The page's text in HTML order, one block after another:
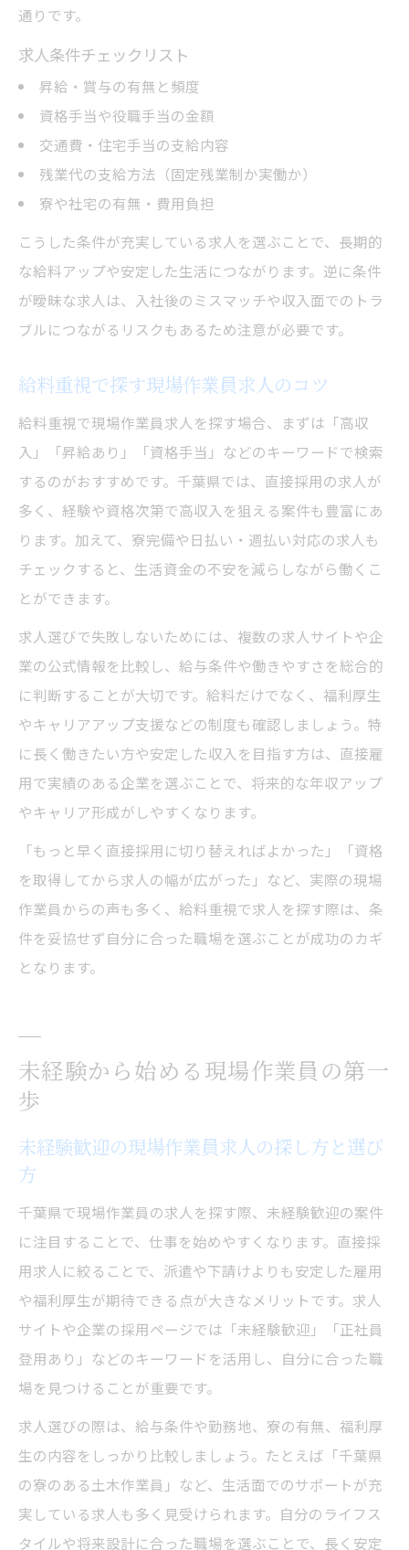
通りです。
求人条件チェックリスト
昇給・賞与の有無と頻度
資格手当や役職手当の金額
交通費・住宅手当の支給内容
残業代の支給方法（固定残業制か実働か）
寮や社宅の有無・費用負担
こうした条件が充実している求人を選ぶことで、長期的
な給料アップや安定した生活につながります。逆に条件
が曖昧な求人は、入社後のミスマッチや収入面でのトラ
ブルにつながるリスクもあるため注意が必要です。
給料重視で探す現場作業員求人のコツ
給料重視で現場作業員求人を探す場合、まずは「高収
入」「昇給あり」「資格手当」などのキーワードで検索
するのがおすすめです。千葉県では、直接採用の求人が
多く、経験や資格次第で高収入を狙える案件も豊富にあ
ります。加えて、寮完備や日払い・週払い対応の求人も
チェックすると、生活資金の不安を減らしながら働くこ
とができます。
求人選びで失敗しないためには、複数の求人サイトや企
業の公式情報を比較し、給与条件や働きやすさを総合的
に判断することが大切です。給料だけでなく、福利厚生
やキャリアアップ支援などの制度も確認しましょう。特
に長く働きたい方や安定した収入を目指す方は、直接雇
用で実績のある企業を選ぶことで、将来的な年収アップ
やキャリア形成がしやすくなります。
「もっと早く直接採用に切り替えればよかった」「資格
を取得してから求人の幅が広がった」など、実際の現場
作業員からの声も多く、給料重視で求人を探す際は、条
件を妥協せず自分に合った職場を選ぶことが成功のカギ
となります。
未経験から始める現場作業員の第一
歩
未経験歓迎の現場作業員求人の探し方と選び
方
千葉県で現場作業員の求人を探す際、未経験歓迎の案件
に注目することで、仕事を始めやすくなります。直接採
用求人に絞ることで、派遣や下請けよりも安定した雇用
や福利厚生が期待できる点が大きなメリットです。求人
サイトや企業の採用ページでは「未経験歓迎」「正社員
登用あり」などのキーワードを活用し、自分に合った職
場を見つけることが重要です。
求人選びの際は、給与条件や勤務地、寮の有無、福利厚
生の内容をしっかり比較しましょう。たとえば「千葉県
の寮のある土木作業員」など、生活面でのサポートが充
実している求人も多く見受けられます。自分のライフス
タイルや将来設計に合った職場を選ぶことで、長く安定